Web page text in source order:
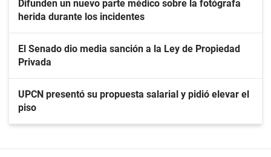
Difunden un nuevo parte médico sobre la fotógrafa
herida durante los incidentes
El Senado dio media sanción a la Ley de Propiedad
Privada
UPCN presentó su propuesta salarial y pidió elevar el
piso